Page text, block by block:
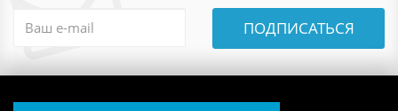
ПОДПИСАТЬСЯ